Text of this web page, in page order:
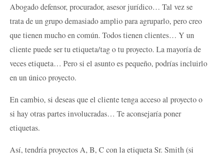
Abogado defensor, procurador, asesor jurídico… Tal vez se
trata de un grupo demasiado amplio para agruparlo, pero creo
que tienen mucho en común. Todos tienen clientes… Y un
cliente puede ser tu etiqueta/tag o tu proyecto. La mayoría de
veces etiqueta… Pero si el asunto es pequeño, podrías incluirlo
en un único proyecto.
En cambio, si deseas que el cliente tenga acceso al proyecto o
si hay otras partes involucradas… Te aconsejaría poner
etiquetas.
Así, tendría proyectos A, B, C con la etiqueta Sr. Smith (si